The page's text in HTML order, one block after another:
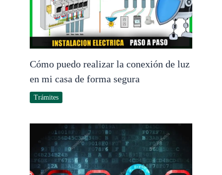
Cómo puedo realizar la conexión de luz
en mi casa de forma segura
Trámites